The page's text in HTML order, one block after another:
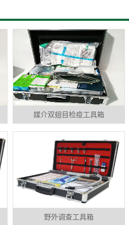
媒介双翅目检疫工具箱
野外调查工具箱